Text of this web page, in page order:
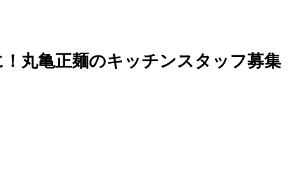
丸亀正麺のキッチンスタッフ募集